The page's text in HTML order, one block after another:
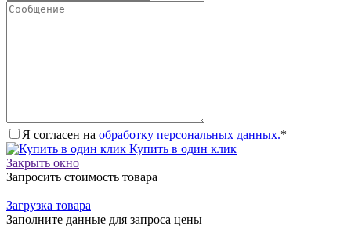
Я согласен на обработку персональных данных.*
Купить в один клик
Закрыть окно
Запросить стоимость товара
Загрузка товара
Заполните данные для запроса цены